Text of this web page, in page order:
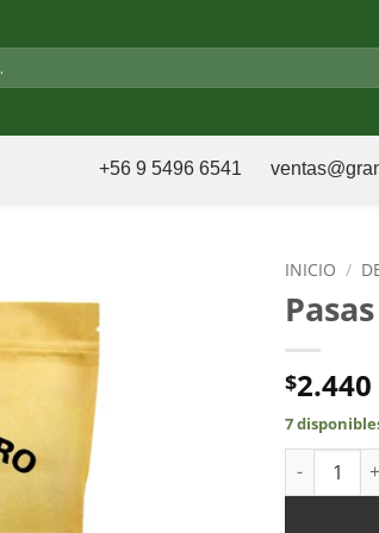
+56 9 5496 6541
INICIO /
$2.440
7
Pasas